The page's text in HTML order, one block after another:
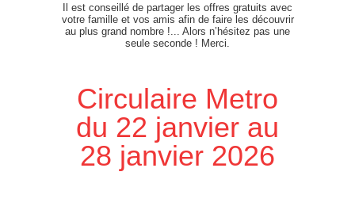
Il est conseillé de partager les offres gratuits avec
votre famille et vos amis afin de faire les découvrir
au plus grand nombre !... Alors n’hésitez pas une
seule seconde ! Merci.
Circulaire Metro
du 22 janvier au
28 janvier 2026